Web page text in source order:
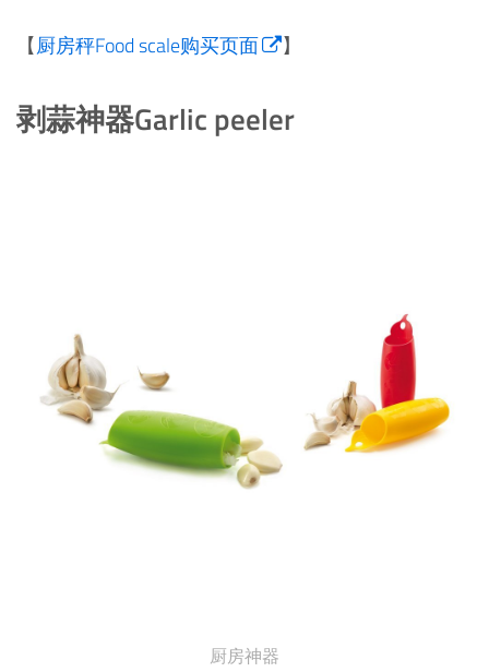
【厨房秤Food scale购买页面 】
剥蒜神器Garlic peeler
厨房神器